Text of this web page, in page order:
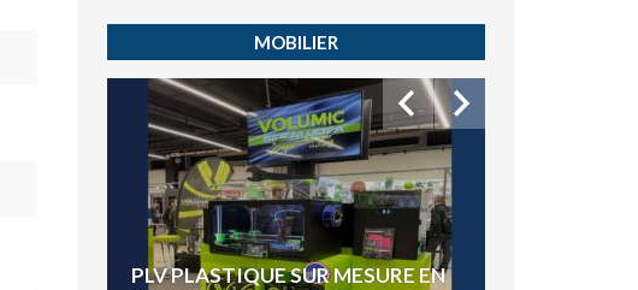
MOBILIER
PLV PLASTIQUE SUR MESURE EN